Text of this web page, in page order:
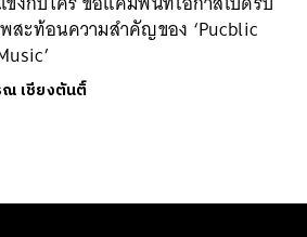
สะท้อนความสำคัญของ ‘Pucblic
เชียงตันติ์